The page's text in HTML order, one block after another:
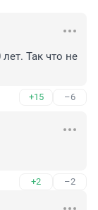
Так что не
+15 –6
+2 –2